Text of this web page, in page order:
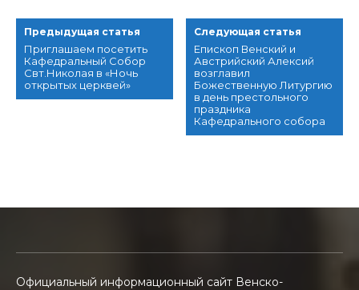
Предыдущая статья
Приглашаем посетить
Кафедральный Собор
Свт.Николая в «Ночь
открытых церквей»
Следующая статья
Епископ Венский и
Австрийский Алексий
возглавил
Божественную Литургию
в день престольного
праздника
Кафедрального собора
Официальный информационный сайт Венско-